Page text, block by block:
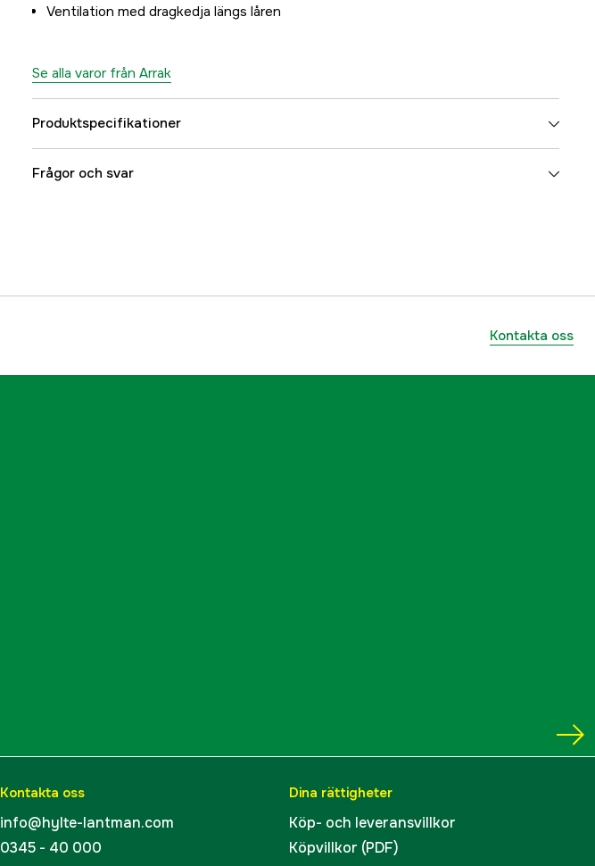
Ventilation med dragkedja längs låren
Se alla varor från Arrak
Produktspecifikationer
Stretch
3000039571
Frågor och svar
Kontakta oss
Kontakta oss
info@hylte-lantman.com
0345 - 40 000
Dina rättigheter
Köp- och leveransvillkor
Köpvillkor (PDF)